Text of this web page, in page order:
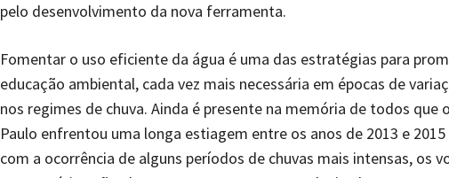
pelo desenvolvimento da nova ferramenta.
Fomentar o uso eficiente da água é uma das estratégias para
educação ambiental, cada vez mais necessária em épocas de
nos regimes de chuva. Ainda é presente na memória de todos que
Paulo enfrentou uma longa estiagem entre os anos de 2013 e
com a ocorrência de alguns períodos de chuvas mais intensas, os